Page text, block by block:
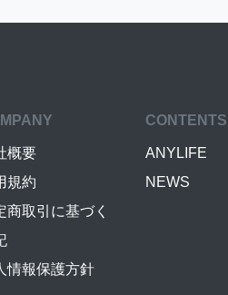
概要
規約
商取引に基づく
情報保護方針
CONTENTS
ANYLIFE
NEWS